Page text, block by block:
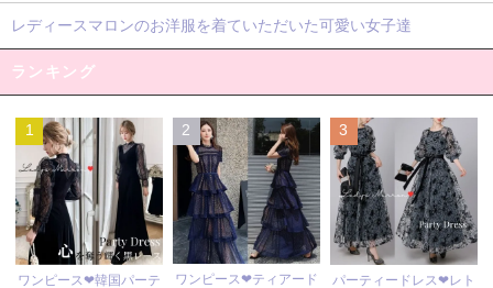
レディースマロンのお洋服を着ていただいた可愛い女子達
ランキング
1
ワンピース❤韓国パーテ
2
ワンピース❤ティアード
3
パーティードレス❤レト